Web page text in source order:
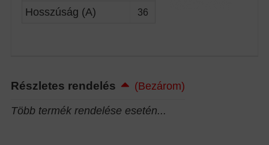
Hosszúság (A) 36
Részletes rendelés
(Bezárom)
Több termék rendelése esetén...